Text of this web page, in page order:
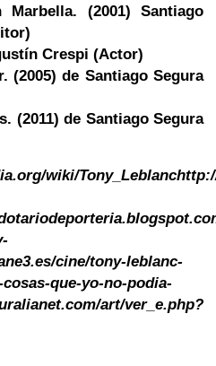
Marbella. (2001) Santiago
Crespi (Actor)
(2005) de Santiago Segura
(2011) de Santiago Segura
wiki/Tony_Leblanc
cine/tony-leblanc-
que-yo-no-podia-
art/ver_e.php?